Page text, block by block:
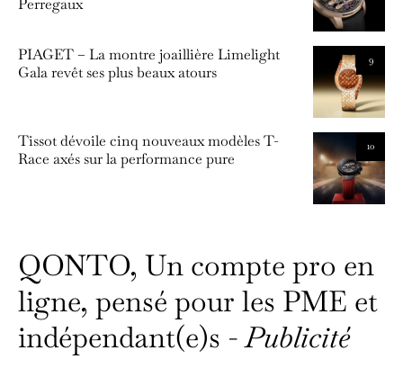
9
PIAGET – La montre joaillière Limelight
Gala revêt ses plus beaux atours
10
Tissot dévoile cinq nouveaux modèles T-
Race axés sur la performance pure
QONTO, Un compte pro en
ligne, pensé pour les PME et
indépendant(e)s -Publicité